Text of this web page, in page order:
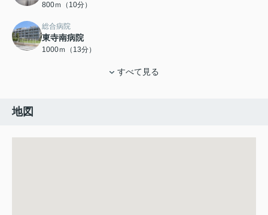
800ｍ（10分）
総合病院
東寺南病院
1000ｍ（13分）
すべて見る
地図